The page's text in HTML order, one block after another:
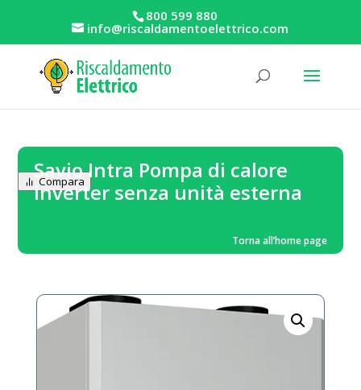
800 599 880
info@riscaldamentoelettrico.com
Savio Intra Pompa di calore
inverter senza unità esterna
Compara
Torna all’home page